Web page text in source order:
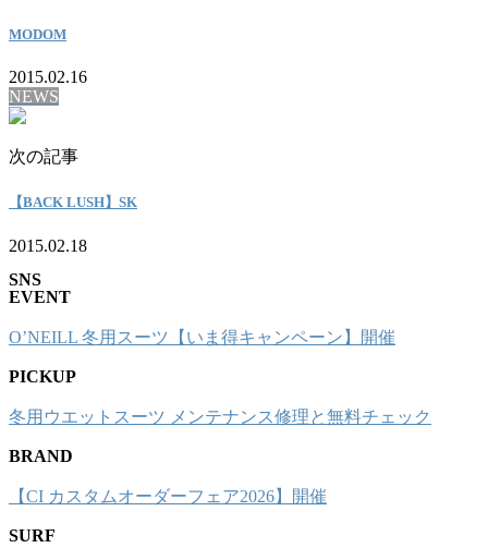
MODOM
2015.02.16
NEWS
次の記事
【BACK LUSH】SK
2015.02.18
SNS
EVENT
O’NEILL 冬用スーツ【いま得キャンペーン】開催
PICKUP
冬用ウエットスーツ メンテナンス修理と無料チェック
BRAND
【CI カスタムオーダーフェア2026】開催
SURF